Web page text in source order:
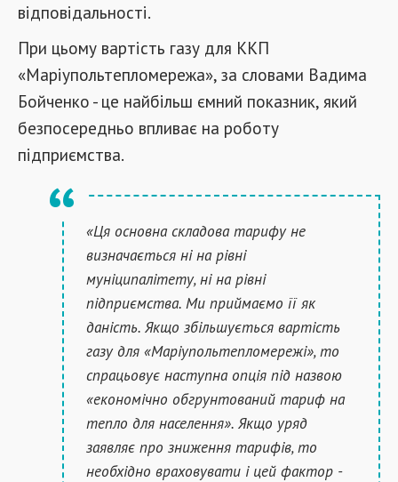
відповідальності.
При цьому вартість газу для ККП
«Маріупольтепломережа», за словами Вадима
Бойченко - це найбільш ємний показник, який
безпосередньо впливає на роботу
підприємства.
«Ця основна складова тарифу не
визначається ні на рівні
муніципалітету, ні на рівні
підприємства. Ми приймаємо її як
даність. Якщо збільшується вартість
газу для «Маріупольтепломережі», то
спрацьовує наступна опція під назвою
«економічно обгрунтований тариф на
тепло для населення». Якщо уряд
заявляє про зниження тарифів, то
необхідно враховувати і цей фактор -